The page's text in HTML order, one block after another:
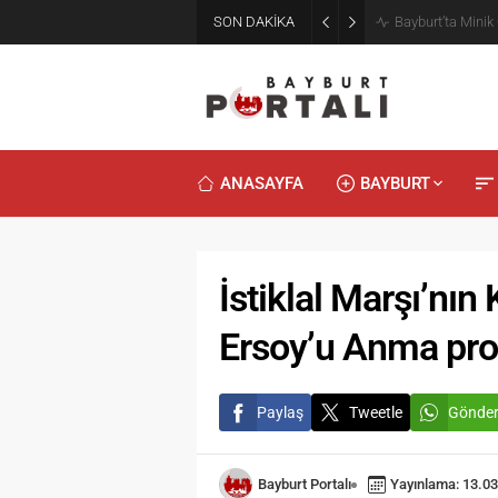
SON DAKİKA Bayburt’ta
ANASAYFA BAYBURT
İstiklal
Ersoy’u Anma
Paylaş Tweetle Gönder
Bayburt Portalı Yayınlama: